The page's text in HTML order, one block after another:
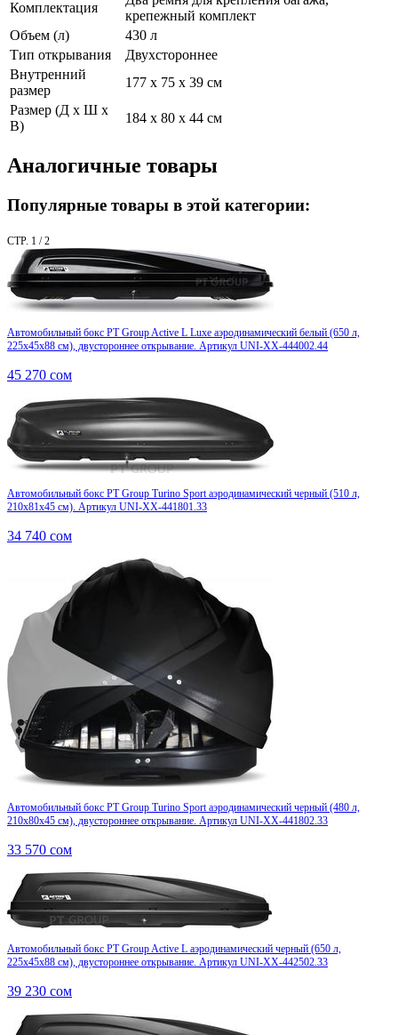
Комплектация
крепежный комплект
Объем (л)
430 л
Тип открывания
Двухстороннее
Внутренний
размер
177 x 75 x 39 см
Размер (Д х Ш х
В)
184 x 80 x 44 см
Аналогичные товары
Популярные товары в этой категории:
СТР. 1 / 2
Автомобильный бокс PT Group Active L Luxe аэродинамический белый (650 л,
225x45x88 см), двустороннее открывание. Артикул UNI-XX-444002.44
45 270 сом
Автомобильный бокс PT Group Turino Sport аэродинамический черный (510 л,
210х81х45 см). Артикул UNI-XX-441801.33
34 740 сом
Автомобильный бокс PT Group Turino Sport аэродинамический черный (480 л,
210х80х45 см), двустороннее открывание. Артикул UNI-XX-441802.33
33 570 сом
Автомобильный бокс PT Group Active L аэродинамический черный (650 л,
225x45x88 см), двустороннее открывание. Артикул UNI-XX-442502.33
39 230 сом